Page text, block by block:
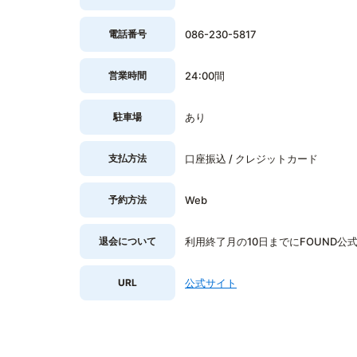
電話番号 086-230-5817
営業時間 24:00間
駐車場 あり
支払方法 口座振込 / クレジットカード
予約方法 Web
退会について 利用終了月の10日までにFOUND公
URL 公式サイト